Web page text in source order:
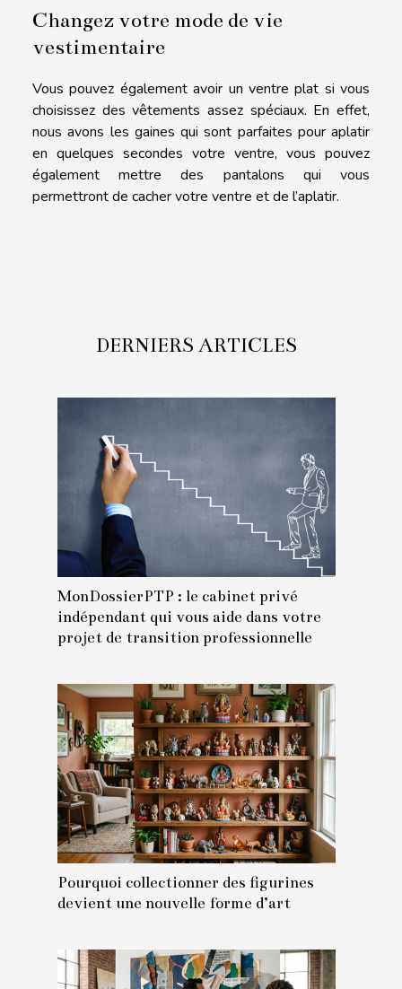
Changez votre mode de vie
vestimentaire
Vous pouvez également avoir un ventre plat si vous
choisissez des vêtements assez spéciaux. En effet,
nous avons les gaines qui sont parfaites pour aplatir
en quelques secondes votre ventre, vous pouvez
également mettre des pantalons qui vous
permettront de cacher votre ventre et de l’aplatir.
DERNIERS ARTICLES
MonDossierPTP : le cabinet privé
indépendant qui vous aide dans votre
projet de transition professionnelle
Pourquoi collectionner des figurines
devient une nouvelle forme d’art